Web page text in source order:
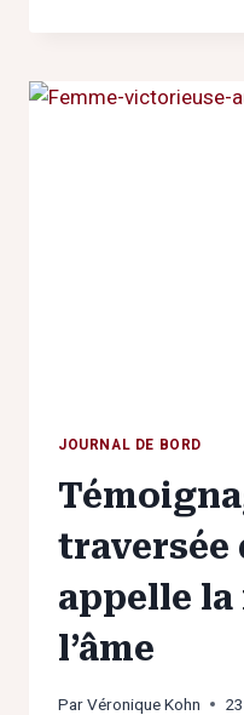
VIRIL
JOURNAL DE BORD
traversée
appelle
l’âme
ParVéronique Kohn